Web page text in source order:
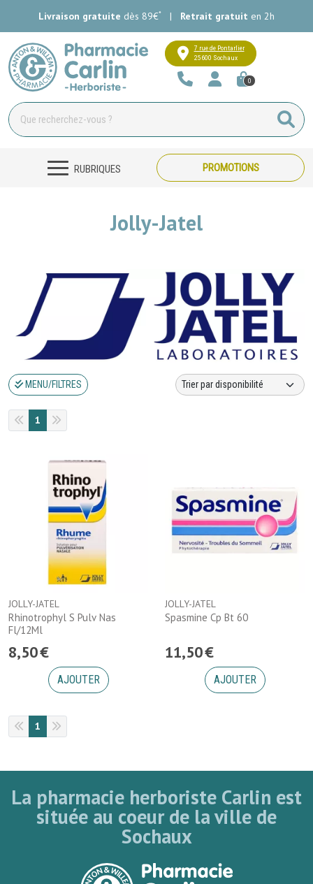
Livraison gratuite dès 89€* | Retrait gratuit en 2h
Pharmacie Carlin Votre
7 rue de Pontarlier
25600 Sochaux
0
RUBRIQUES PROMOTIONS
Jolly-Jatel
MENU/FILTRES
1
JOLLY-JATEL
Rhinotrophyl S Pulv Nas
Fl/12Ml
8,50€
AJOUTER
JOLLY-JATEL
Spasmine Cp Bt 60
11,50€
AJOUTER
1
La pharmacie herboriste Carlin est
située au coeur de la ville de
Sochaux